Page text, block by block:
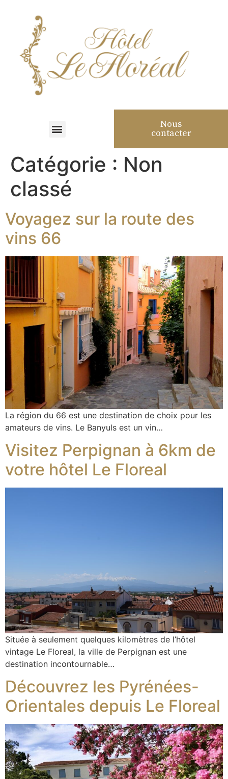
Nous
contacter
Catégorie : Non
classé
Voyagez sur la route des
vins 66
La région du 66 est une destination de choix pour les
amateurs de vins. Le Banyuls est un vin…
Visitez Perpignan à 6km de
votre hôtel Le Floreal
Située à seulement quelques kilomètres de l’hôtel
vintage Le Floreal, la ville de Perpignan est une
destination incontournable…
Découvrez les Pyrénées-
Orientales depuis Le Floreal